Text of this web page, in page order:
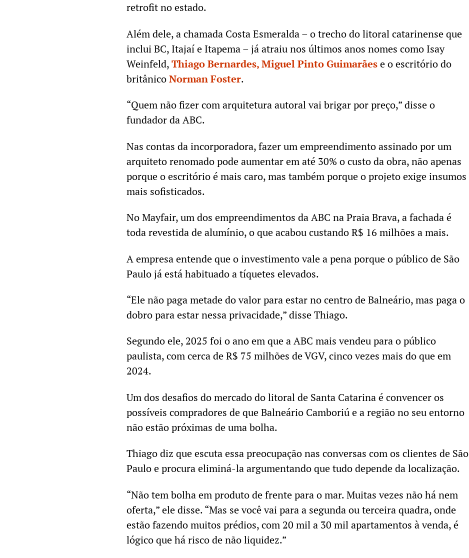
retrofit no estado.
Além dele, a chamada Costa Esmeralda – o trecho do litoral catarinense que
inclui BC, Itajaí e Itapema – já atraiu nos últimos anos nomes como Isay
Weinfeld,Thiago Bernardes, Miguel Pinto Guimarãese o escritório do
britânicoNorman Foster.
“Quem não fizer com arquitetura autoral vai brigar por preço,” disse o
fundador da ABC.
Nas contas da incorporadora, fazer um empreendimento assinado por um
arquiteto renomado pode aumentar em até 30% o custo da obra, não apenas
porque o escritório é mais caro, mas também porque o projeto exige insumos
mais sofisticados.
No Mayfair, um dos empreendimentos da ABC na Praia Brava, a fachada é
toda revestida de alumínio, o que acabou custando R$ 16 milhões a mais.
A empresa entende que o investimento vale a pena porque o público de São
Paulo já está habituado a tíquetes elevados.
“Ele não paga metade do valor para estar no centro de Balneário, mas paga o
dobro para estar nessa privacidade,” disse Thiago.
Segundo ele, 2025 foi o ano em que a ABC mais vendeu para o público
paulista, com cerca de R$ 75 milhões de VGV, cinco vezes mais do que em
2024.
Um dos desafios do mercado do litoral de Santa Catarina é convencer os
possíveis compradores de que Balneário Camboriú e a região no seu entorno
não estão próximas de uma bolha.
Thiago diz que escuta essa preocupação nas conversas com os clientes de São
Paulo e procura eliminá-la argumentando que tudo depende da localização.
“Não tem bolha em produto de frente para o mar. Muitas vezes não há nem
oferta,” ele disse. “Mas se você vai para a segunda ou terceira quadra, onde
estão fazendo muitos prédios, com 20 mil a 30 mil apartamentos à venda, é
lógico que há risco de não liquidez.”